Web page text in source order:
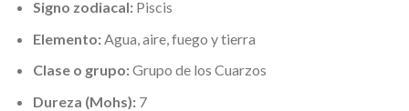
Signo zodiacal: Piscis
Elemento: Agua, aire, fuego y tierra
Clase o grupo:Grupo de los Cuarzos
Dureza (Mohs): 7